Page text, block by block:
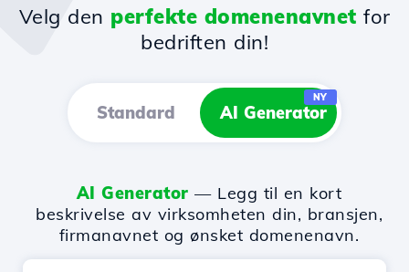
Velg den perfekte domenenavnet for
bedriften din!
Standard AI Generator
NY
AI Generator — Legg til en kort
beskrivelse av virksomheten din, bransjen,
firmanavnet og ønsket domenenavn.